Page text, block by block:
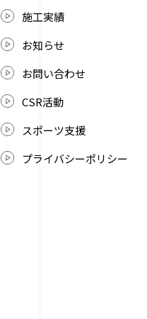
施工実績
お知らせ
お問い合わせ
CSR活動
スポーツ支援
プライバシーポリシー